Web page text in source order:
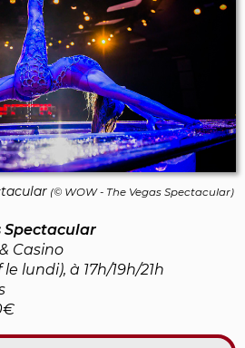
(© WOW - The Vegas Spectacular)
Spectacular
Casino
lundi), à 17h/19h/21h